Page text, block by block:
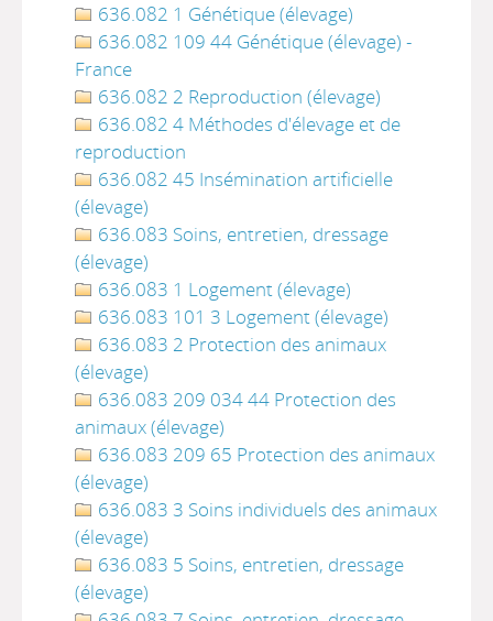
636.082 1 Génétique (élevage)
636.082 109 44 Génétique (élevage) -
France
636.082 2 Reproduction (élevage)
636.082 4 Méthodes d'élevage et de
reproduction
636.082 45 Insémination artificielle
(élevage)
636.083 Soins, entretien, dressage
(élevage)
636.083 1 Logement (élevage)
636.083 101 3 Logement (élevage)
636.083 2 Protection des animaux
(élevage)
636.083 209 034 44 Protection des
animaux (élevage)
636.083 209 65 Protection des animaux
(élevage)
636.083 3 Soins individuels des animaux
(élevage)
636.083 5 Soins, entretien, dressage
(élevage)